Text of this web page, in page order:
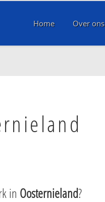
Home Over ons
in Oosternieland?